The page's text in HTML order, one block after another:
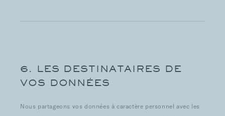
6. LES DESTINATAIRES DE
VOS DONNÉES
Nous partageons vos données à caractère personnel avec les